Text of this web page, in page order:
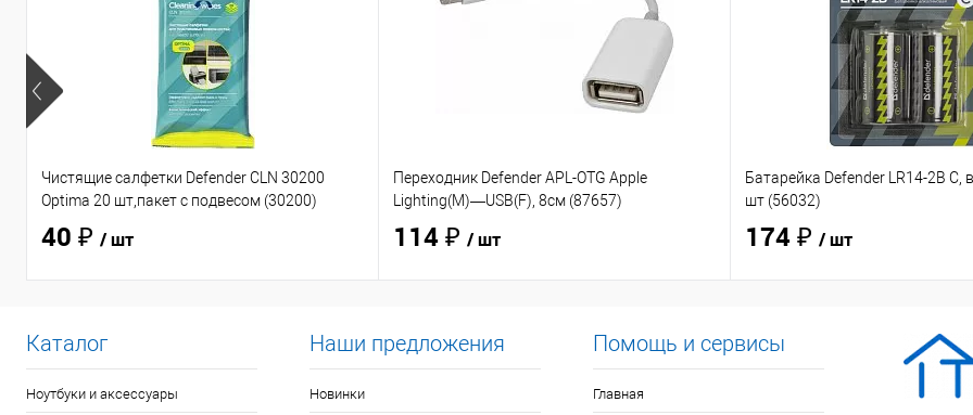
Чистящие салфетки Defender CLN 30200
Optima 20 шт,пакет с подвесом (30200)
40 ₽ / шт
Переходник Defender APL-OTG Apple
Lighting(M)—USB(F), 8см (87657)
114 ₽ / шт
Батарейка Defender LR14-2B C,
шт (56032)
174 ₽ / шт
Каталог
Ноутбуки и аксессуары
Наши предложения
Новинки
Помощь и сервисы
Главная